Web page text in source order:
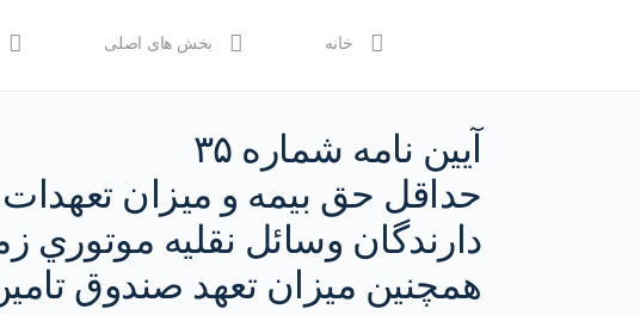
خانه بخش های اصلی
آیين نامه شماره ۳۵
حداقل حق بيمه و ميزان
دارندگان وسائل نقليه
همچنين ميزان تعهد صندوق